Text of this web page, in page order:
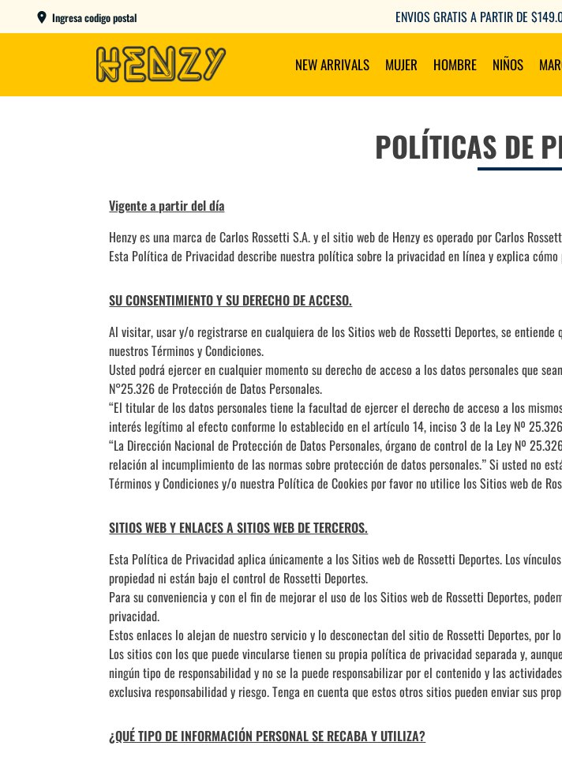
Ingresa codigo postal
ENVIOS GRATIS A PARTIR DE $149.000 6 CUOTAS SIN INTERÉS CON TU
NEW ARRIVALS MUJER HOMBRE NIÑOS
POLÍTICAS DE
Vigente a partir del día
Henzy es una marca de Carlos Rossetti S.A. y el sitio web de Henzy es operado por Carlos
Esta Política de Privacidad describe nuestra política sobre la privacidad en línea y explica
SU CONSENTIMIENTO Y SU DERECHO DE ACCESO.
Al visitar, usar y/o registrarse en cualquiera de los Sitios web de Rossetti Deportes, se
nuestros Términos y Condiciones.
Usted podrá ejercer en cualquier momento su derecho de acceso a los datos personales que
N°25.326 de Protección de Datos Personales.
“El titular de los datos personales tiene la facultad de ejercer el derecho de acceso a los
interés legítimo al efecto conforme lo establecido en el artículo 14, inciso 3 de la Ley Nº
“La Dirección Nacional de Protección de Datos Personales, órgano de control de la Ley Nº
relación al incumplimiento de las normas sobre protección de datos personales.” Si usted no
Términos y Condiciones y/o nuestra Política de Cookies por favor no utilice los Sitios web de
SITIOS WEB Y ENLACES A SITIOS WEB DE TERCEROS.
Esta Política de Privacidad aplica únicamente a los Sitios web de Rossetti Deportes. Los
propiedad ni están bajo el control de Rossetti Deportes.
Para su conveniencia y con el fin de mejorar el uso de los Sitios web de Rossetti Deportes,
privacidad.
Estos enlaces lo alejan de nuestro servicio y lo desconectan del sitio de Rossetti Deportes, por
Los sitios con los que puede vincularse tienen su propia política de privacidad separada y,
ningún tipo de responsabilidad y no se la puede responsabilizar por el contenido y las
exclusiva responsabilidad y riesgo. Tenga en cuenta que estos otros sitios pueden enviar sus
¿QUÉ TIPO DE INFORMACIÓN PERSONAL SE RECABA Y UTILIZA?